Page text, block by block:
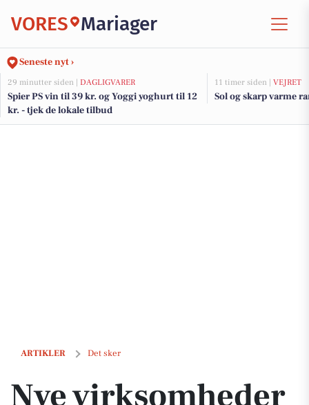
VORES Mariager
Seneste nyt ›
29 minutter siden | DAGLIGVARER
Spier PS vin til 39 kr. og Yoggi yoghurt til 12
kr. - tjek de lokale tilbud
11 timer siden | VEJRET
Sol og skarp varme
ARTIKLER Det sker
Nye virksomheder i Mariager i sidste måned
Nye virksomheder